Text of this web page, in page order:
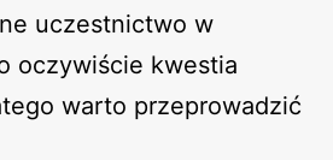
uczestnictwo w
oczywiście kwestia
warto przeprowadzić